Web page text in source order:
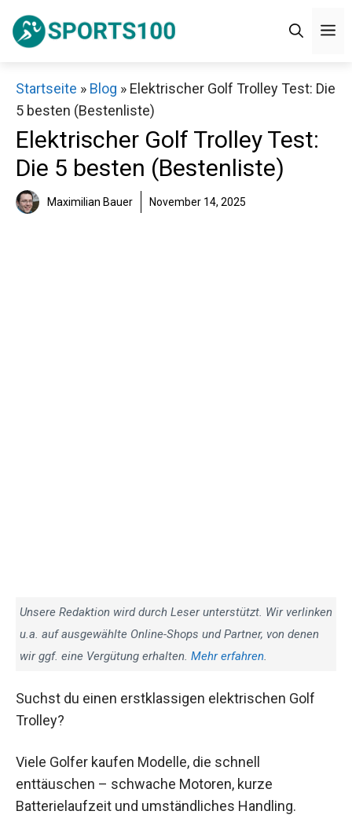
Inhalt
Startseite » Blog » Elektrischer Golf Trolley Test: Die
5 besten (Bestenliste)
Elektrischer Golf Trolley Test:
Die 5 besten (Bestenliste)
Maximilian Bauer November 14, 2025
Unsere Redaktion wird durch Leser unterstützt. Wir verlinken
u.a. auf ausgewählte Online-Shops und Partner, von denen
wir ggf. eine Vergütung erhalten. Mehr erfahren.
Suchst du einen erstklassigen elektrischen Golf
Trolley?
Viele Golfer kaufen Modelle, die schnell
enttäuschen – schwache Motoren, kurze
Batterielaufzeit und umständliches Handling.